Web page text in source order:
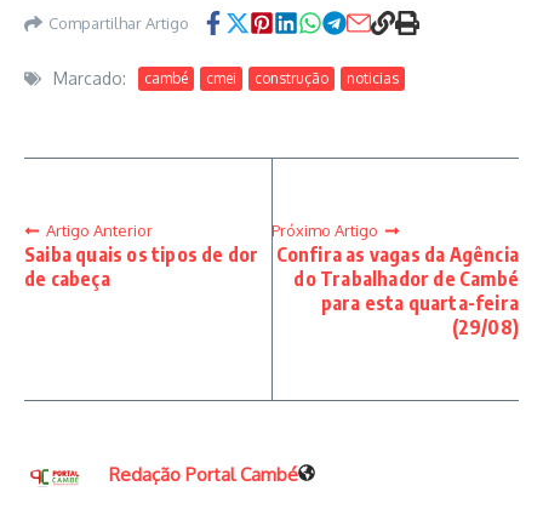
Compartilhar Artigo
Marcado: cambé cmei construção noticias
Artigo Anterior
Saiba quais os tipos de dor
de cabeça
Próximo Artigo
Confira as vagas da Agência
do Trabalhador de Cambé
para esta quarta-feira
(29/08)
Redação Portal Cambé